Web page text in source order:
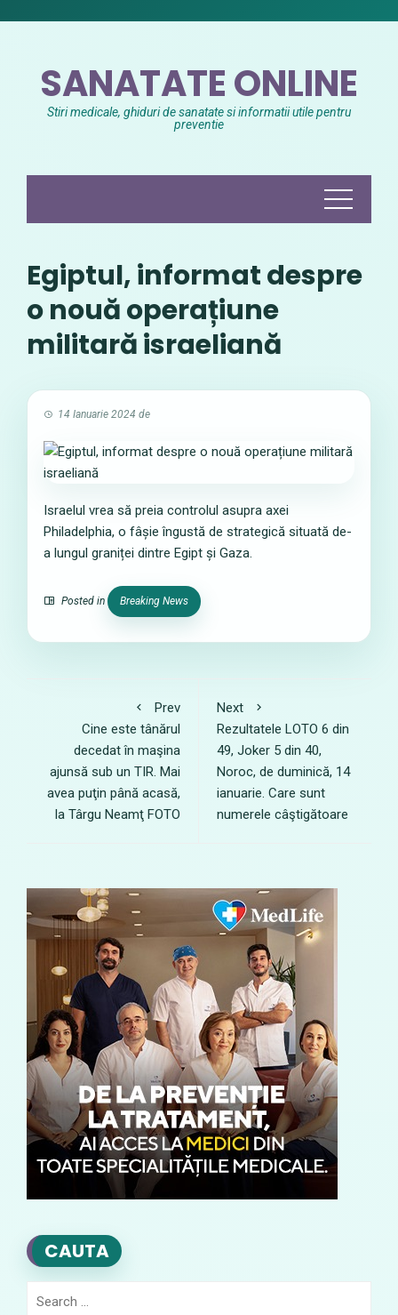
SANATATE ONLINE
Stiri medicale, ghiduri de sanatate si informatii utile pentru
preventie
Egiptul, informat despre
o nouă operațiune
militară israeliană
14 Ianuarie 2024 de
Israelul vrea să preia controlul asupra axei
Philadelphia, o fâșie îngustă de strategică situată de-
a lungul graniței dintre Egipt și Gaza.
Posted in Breaking News
Prev
Cine este tânărul
decedat în maşina
ajunsă sub un TIR. Mai
avea puţin până acasă,
la Târgu Neamţ FOTO
Next
Rezultatele LOTO 6 din
49, Joker 5 din 40,
Noroc, de duminică, 14
ianuarie. Care sunt
numerele câştigătoare
CAUTA